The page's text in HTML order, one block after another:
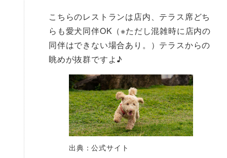
こちらのレストランは店内、テラス席どち
らも愛犬同伴OK（※ただし混雑時に店内の
同伴はできない場合あり。）テラスからの
眺めが抜群ですよ♪
出典：公式サイト